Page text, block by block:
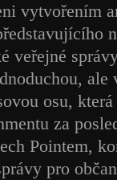
vytvořením
veřejné
ale
osu,
za
Pointem,
pro